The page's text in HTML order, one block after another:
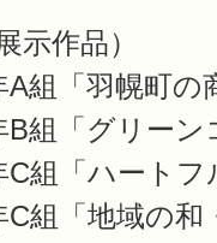
示作品）
A組「羽幌町の
B組「グリー
C組「ハート
C組「地域の和